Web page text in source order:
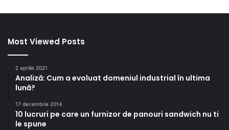
Most Viewed Posts
2 aprilie 2021
Analiză: Cum a evoluat domeniul industrial în ultima
lună?
17 decembrie 2014
10 lucruri pe care un furnizor de panouri sandwich nu ti
le spune